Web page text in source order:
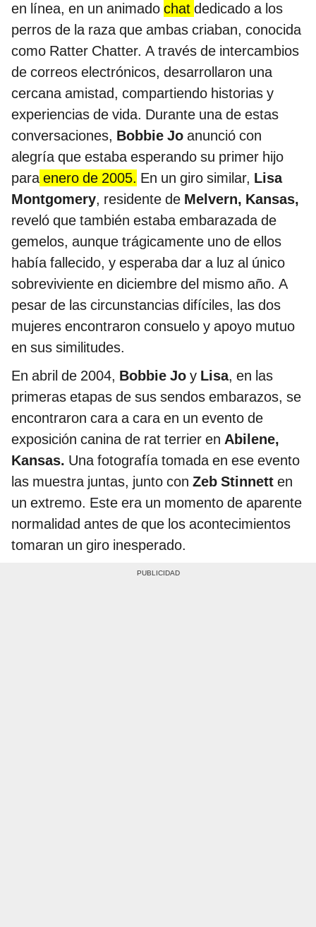
en línea, en un animado chat dedicado a los
perros de la raza que ambas criaban, conocida
como Ratter Chatter. A través de intercambios
de correos electrónicos, desarrollaron una
cercana amistad, compartiendo historias y
experiencias de vida. Durante una de estas
conversaciones, Bobbie Jo anunció con
alegría que estaba esperando su primer hijo
para enero de 2005. En un giro similar, Lisa
Montgomery, residente de Melvern, Kansas,
reveló que también estaba embarazada de
gemelos, aunque trágicamente uno de ellos
había fallecido, y esperaba dar a luz al único
sobreviviente en diciembre del mismo año. A
pesar de las circunstancias difíciles, las dos
mujeres encontraron consuelo y apoyo mutuo
en sus similitudes.
En abril de 2004, Bobbie Jo y Lisa, en las
primeras etapas de sus sendos embarazos, se
encontraron cara a cara en un evento de
exposición canina de rat terrier en Abilene,
Kansas. Una fotografía tomada en ese evento
las muestra juntas, junto con Zeb Stinnett en
un extremo. Este era un momento de aparente
normalidad antes de que los acontecimientos
tomaran un giro inesperado.